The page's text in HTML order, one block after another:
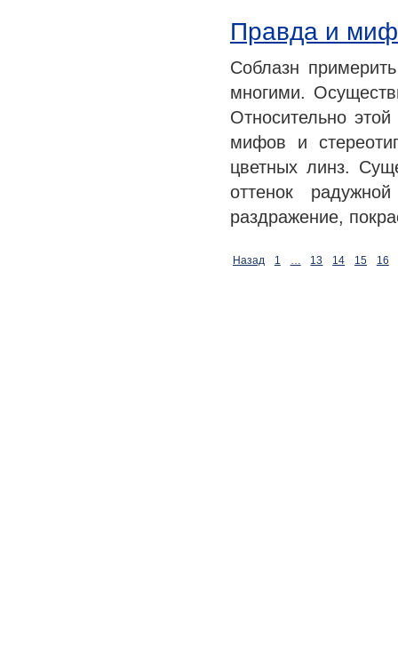
Правда и
Соблазн
многими.
Относительно
мифов и
цветных линз.
оттенок
раздражение,
Назад 1 … 13 14 15 16